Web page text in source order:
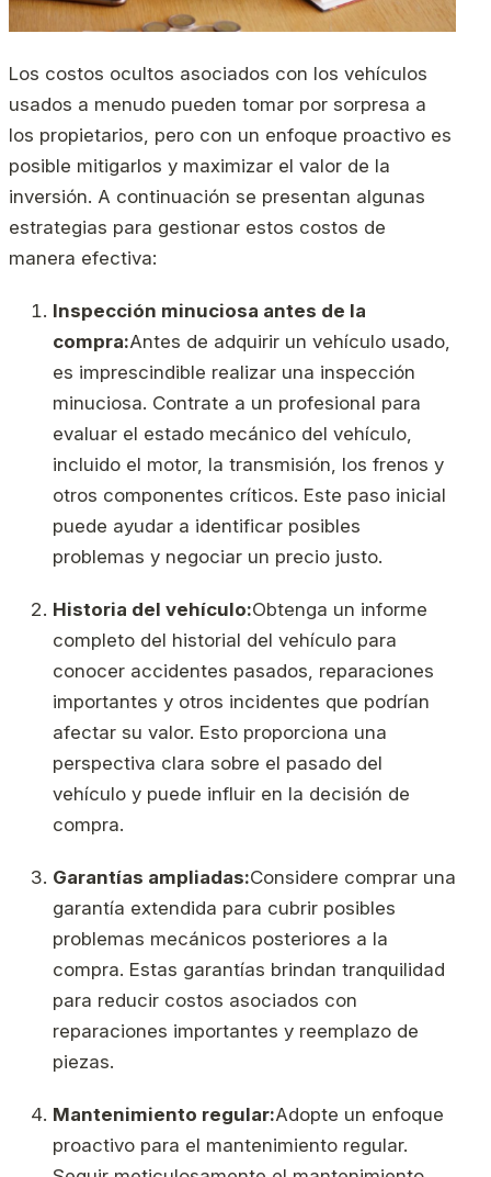
Los costos ocultos asociados con los vehículos
usados ​​a menudo pueden tomar por sorpresa a
los propietarios, pero con un enfoque proactivo es
posible mitigarlos y maximizar el valor de la
inversión. A continuación se presentan algunas
estrategias para gestionar estos costos de
manera efectiva:
Inspección minuciosa antes de la
compra:Antes de adquirir un vehículo usado,
es imprescindible realizar una inspección
minuciosa. Contrate a un profesional para
evaluar el estado mecánico del vehículo,
incluido el motor, la transmisión, los frenos y
otros componentes críticos. Este paso inicial
puede ayudar a identificar posibles
problemas y negociar un precio justo.
Historia del vehículo:Obtenga un informe
completo del historial del vehículo para
conocer accidentes pasados, reparaciones
importantes y otros incidentes que podrían
afectar su valor. Esto proporciona una
perspectiva clara sobre el pasado del
vehículo y puede influir en la decisión de
compra.
Garantías ampliadas:Considere comprar una
garantía extendida para cubrir posibles
problemas mecánicos posteriores a la
compra. Estas garantías brindan tranquilidad
para reducir costos asociados con
reparaciones importantes y reemplazo de
piezas.
Mantenimiento regular:Adopte un enfoque
proactivo para el mantenimiento regular.